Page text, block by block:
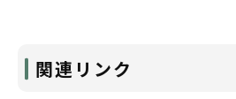
関連リンク